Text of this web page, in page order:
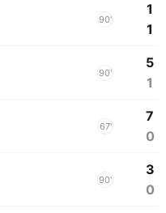
90'
1
1
90'
5
1
67'
7
0
90'
3
0